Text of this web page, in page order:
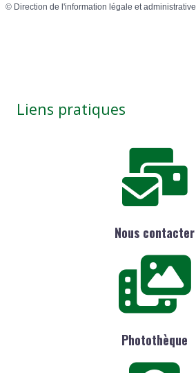
© Direction de l'information légale et administrative
Liens pratiques
Nous contacter
Photothèque